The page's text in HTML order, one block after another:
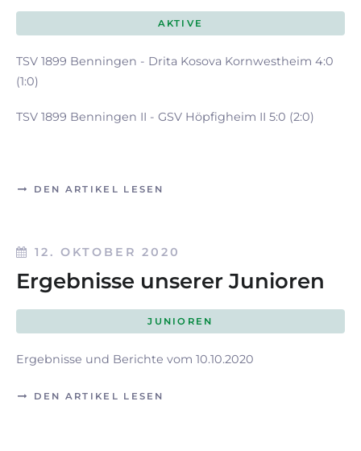
AKTIVE
TSV 1899 Benningen - Drita Kosova Kornwestheim 4:0
(1:0)
TSV 1899 Benningen II - GSV Höpfigheim II 5:0 (2:0)
DEN ARTIKEL LESEN
12. OKTOBER 2020
Ergebnisse unserer Junioren
JUNIOREN
Ergebnisse und Berichte vom 10.10.2020
DEN ARTIKEL LESEN